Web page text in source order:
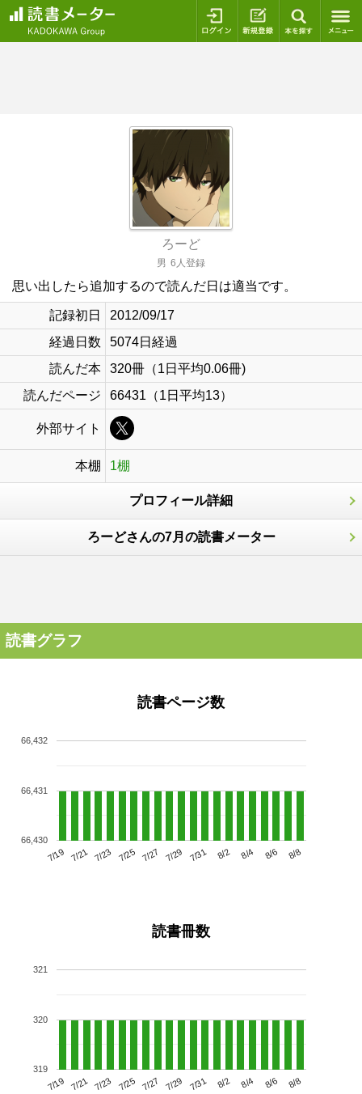
ログイン 新規登録
ろーど
男 6人登録
思い出したら追加するので読んだ日は適当です。
記録初日
2012/09/17
経過日数
5074日経過
読んだ本
320冊（1日平均0.06冊)
読んだページ
66431（1日平均13）
外部サイト
本棚 1棚
プロフィール詳細
ろーどさんの7月の読書メーター
読書グラフ
読書ページ数
7/19 7/21 7/23 7/25 7/27 7/29 7/31 8/2 8/4 8/6 8/8
66,430
66,431
66,432
読書冊数
7/19 7/21 7/23 7/25 7/27 7/29 7/31 8/2 8/4 8/6 8/8
319
320
321